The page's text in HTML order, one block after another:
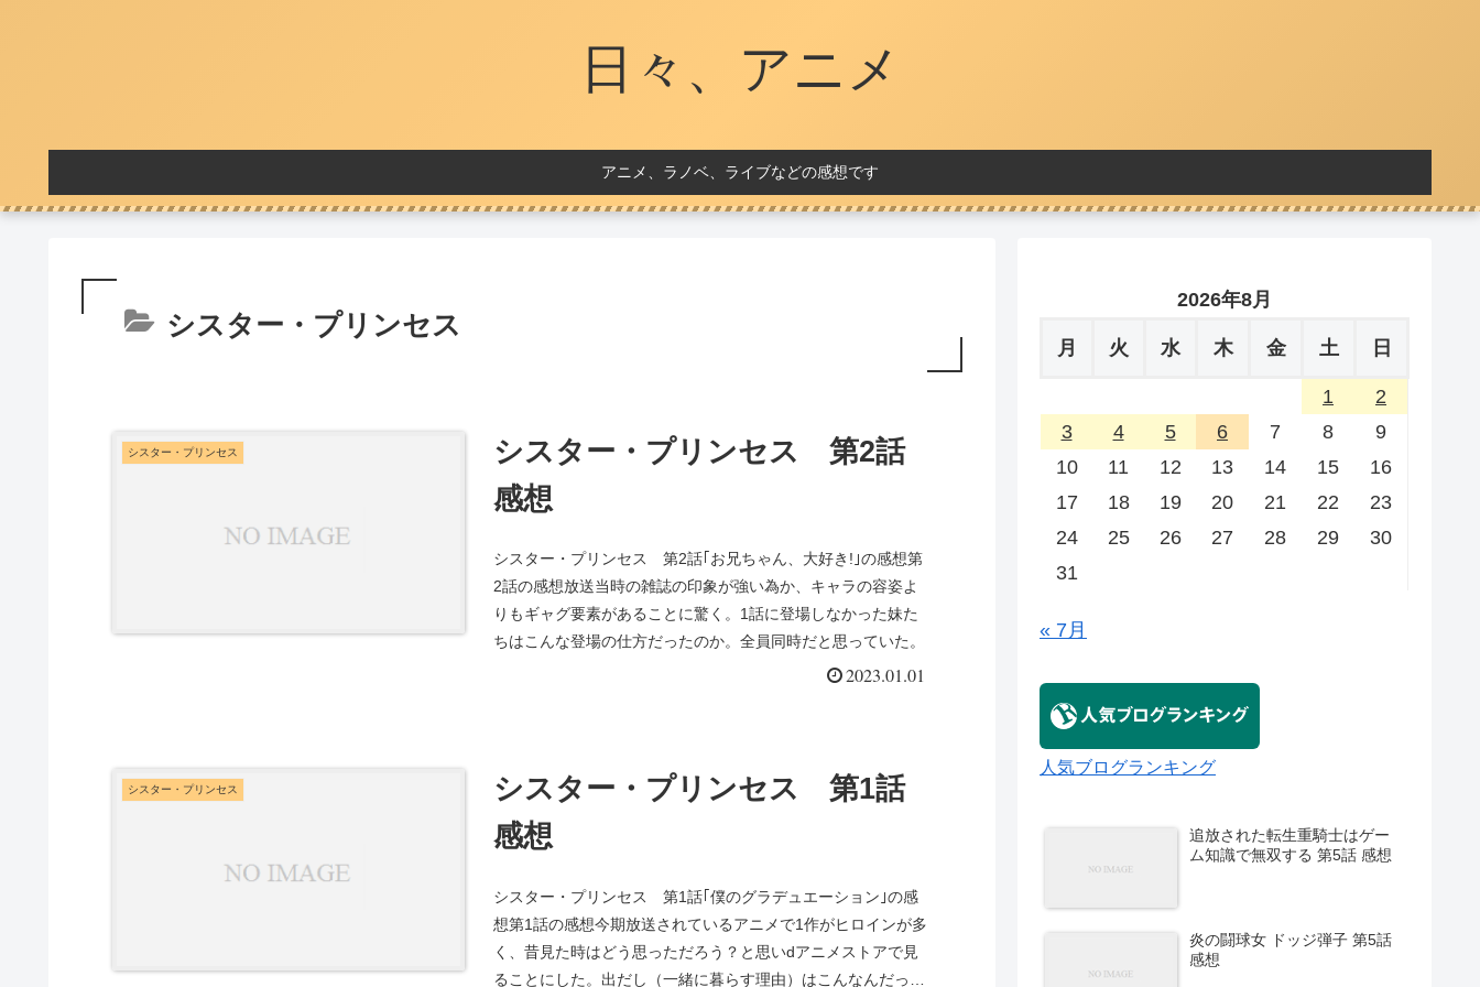
日々、アニメ
アニメ、ラノベ、ライブなどの感想です
シスター・プリンセス
シスター・プリンセス
シスター・プリンセス 第2話
感想
シスター・プリンセス 第2話｢お兄ちゃん、大好き!｣の感想第
2話の感想放送当時の雑誌の印象が強い為か、キャラの容姿よ
りもギャグ要素があることに驚く。1話に登場しなかった妹た
ちはこんな登場の仕方だったのか。全員同時だと思っていた。
2023.01.01
シスター・プリンセス
シスター・プリンセス 第1話
感想
シスター・プリンセス 第1話｢僕のグラデュエーション｣の感
想第1話の感想今期放送されているアニメで1作がヒロインが多
く、昔見た時はどう思っただろう？と思いdアニメストアで見
ることにした。出だし（一緒に暮らす理由）はこんなんだった
2026年8月
月 火 水 木 金 土 日
1
2
3
4 5 6 7 8
9
10
11 12 13 14 15
16
17
18 19 20 21 22
23
24
25 26 27 28 29
30
31
« 7月
人気ブログランキング
追放された転生重騎士はゲー
ム知識で無双する 第5話 感想
炎の闘球女 ドッジ弾子 第5話
感想